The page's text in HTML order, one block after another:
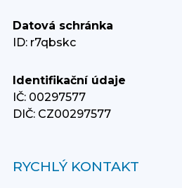
Datová schránka
ID: r7qbskc
Identifikační údaje
IČ: 00297577
DIČ: CZ00297577
RYCHLÝ KONTAKT